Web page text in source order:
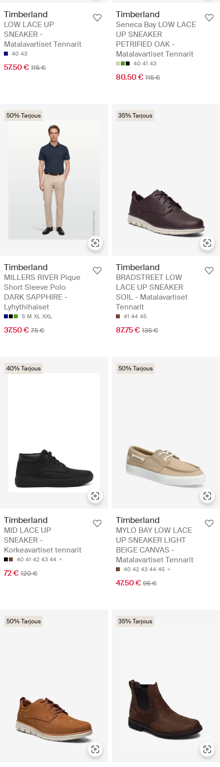
Timberland
LOW LACE UP
SNEAKER -
Matalavartiset Tennarit
40 43
57.50 € 115 €
Timberland
Seneca Bay LOW LACE
UP SNEAKER
PETRIFIED OAK -
Matalavartiset Tennarit
40 41 43
80.50 € 115 €
50% Tarjous
Timberland
MILLERS RIVER Pique
Short Sleeve Polo
DARK SAPPHIRE -
Lyhythihaiset
S M XL XXL
37.50 € 75 €
35% Tarjous
Timberland
BRADSTREET LOW
LACE UP SNEAKER
SOIL - Matalavartiset
Tennarit
41 44 45
87.75 € 135 €
40% Tarjous
Timberland
MID LACE UP
SNEAKER -
Korkeavartiset tennarit
40 41 42 43 44
72 € 120 €
50% Tarjous
Timberland
MYLO BAY LOW LACE
UP SNEAKER LIGHT
BEIGE CANVAS -
Matalavartiset Tennarit
40 42 43 44 45
47.50 € 95 €
50% Tarjous 35% Tarjous